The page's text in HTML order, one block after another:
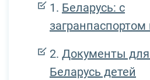
Беларусь: с
загранпаспортом
Документы
Беларусь детей